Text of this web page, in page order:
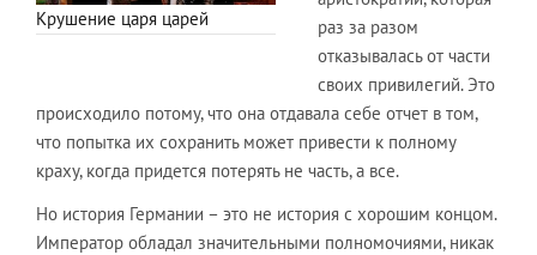
Крушение царя царей
раз за разом
отказывалась от части
своих привилегий. Это
происходило потому, что она отдавала себе отчет в том,
что попытка их сохранить может привести к полному
краху, когда придется потерять не часть, а все.
Но история Германии – это не история с хорошим концом.
Император обладал значительными полномочиями, никак